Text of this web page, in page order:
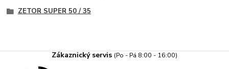
ZETOR SUPER 50 / 35
Zákaznický servis (Po - Pá 8:00 - 16:00)